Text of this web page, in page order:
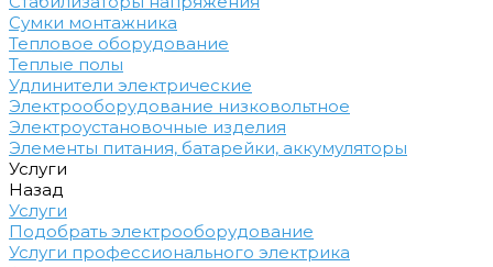
Сумки монтажника
Тепловое оборудование
Теплые полы
Удлинители электрические
Электрооборудование низковольтное
Электроустановочные изделия
Элементы питания, батарейки, аккумуляторы
Услуги
Назад
Услуги
Подобрать электрооборудование
Услуги профессионального электрика